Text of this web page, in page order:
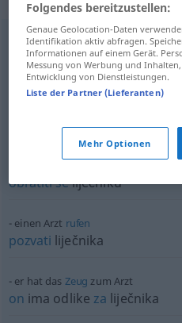
Arzt fürAllgemeinmedizin
liječnikopće prakse
opće prakse
obratitiseliječniku
einen Arzt rufen
pozvati liječnika
er hat das Zeug zum Arzt
on ima odlike za liječnika
Folgendes bereitzustellen:
Genaue Geolocation-Daten
Identifikation aktiv abfragen.
Informationen auf einem Gerät.
Messung von Werbung und
Entwicklung von Dienstleistungen.
Liste der Partner (Lieferanten)
Mehr Optionen